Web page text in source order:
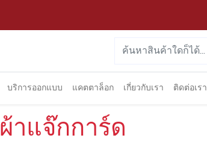
บริการออกแบบ แคตตาล็อก เกี่ยวกับเรา ติดต่อเรา
ผ้าแจ๊กการ์ด